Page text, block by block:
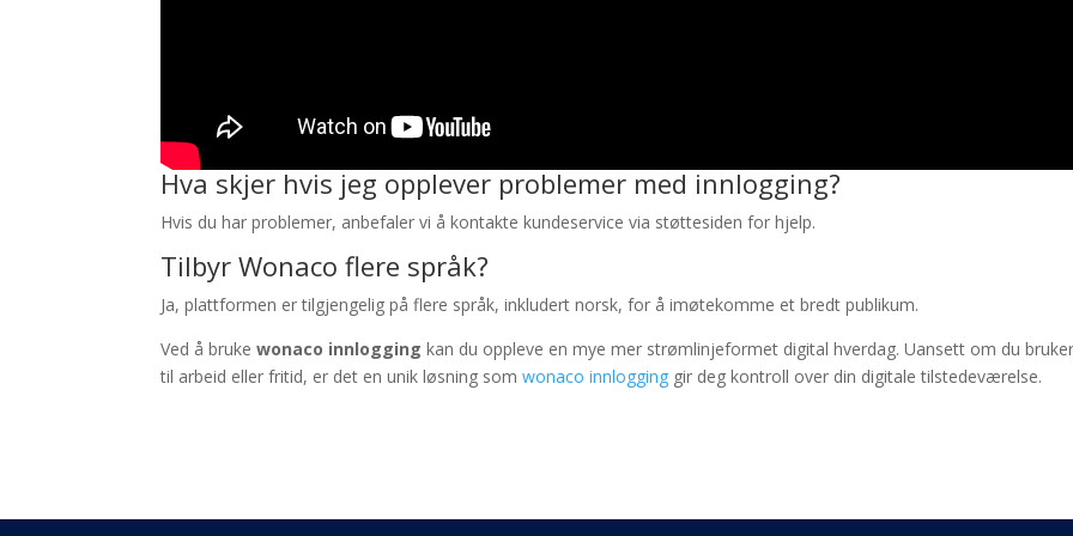
Hva skjer hvis jeg opplever problemer med innlogging?
Hvis du har problemer, anbefaler vi å kontakte kundeservice via støttesiden for hjelp.
Tilbyr Wonaco flere språk?
Ja, plattformen er tilgjengelig på flere språk, inkludert norsk, for å imøtekomme et bredt publikum.
Ved å brukewonaco innlogging kan du oppleve en mye mer strømlinjeformet digital hverdag. Uansett om du
til arbeid eller fritid, er det en unik løsning somwonaco innlogging gir deg kontroll over din digitale tilstedeværelse.